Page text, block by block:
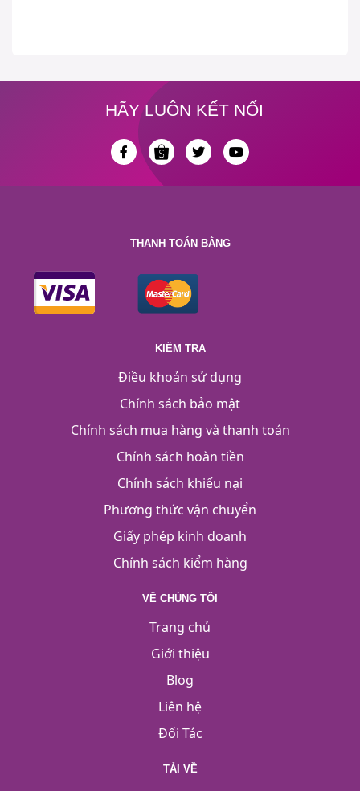
HÃY LUÔN KẾT NỐI
THANH TOÁN BẰNG
KIỂM TRA
Điều khoản sử dụng
Chính sách bảo mật
Chính sách mua hàng và thanh toán
Chính sách hoàn tiền
Chính sách khiếu nại
Phương thức vận chuyển
Giấy phép kinh doanh
Chính sách kiểm hàng
VỀ CHÚNG TÔI
Trang chủ
Giới thiệu
Blog
Liên hệ
Đối Tác
TẢI VỀ